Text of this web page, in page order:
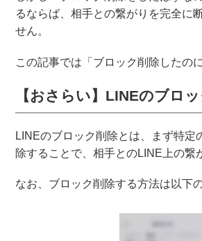
るならば、相手との繋がりを完全に
せん。
この記事では「ブロック削除したの
【おさらい】LINEのブロ
LINEのブロック削除とは、まず特定
除することで、相手とのLINE上の繋
なお、ブロック削除する方法は以下の